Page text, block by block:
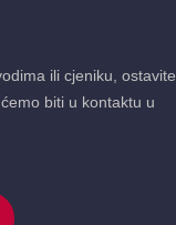
ili cjeniku, ostavite
biti u kontaktu u